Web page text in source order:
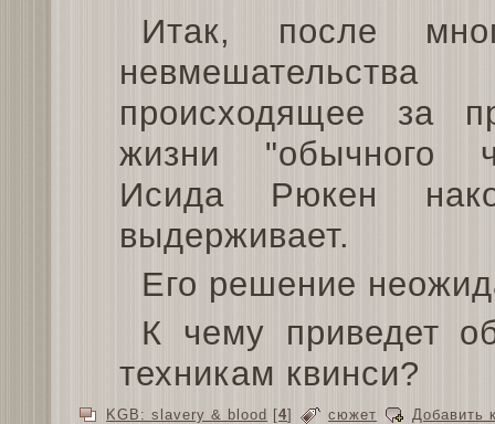
Итак, после
происходящее за
жизни "обычного
Исида Рюкен
выдерживает.
Его решение
К чему приведет
техникам квинси?
KGB: slavery & blood [4] сюжет Добавить